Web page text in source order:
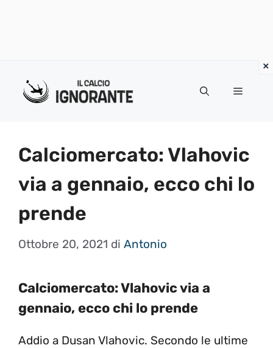
Menu
Calciomercato: Vlahovic
via a gennaio, ecco chi lo
prende
Ottobre 20, 2021 di Antonio
Calciomercato: Vlahovic via a
gennaio, ecco chi lo prende
Addio a Dusan Vlahovic. Secondo le ultime